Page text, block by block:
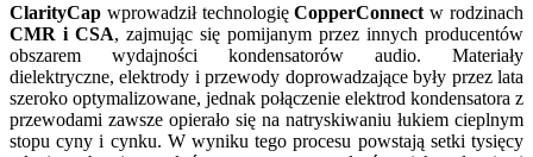
ClarityCap wprowadził technologięCopperConnect w rodzinach
CMR i CSA, zajmując się pomijanym przez innych producentów
obszarem wydajności kondensatorów audio. Materiały
dielektryczne, elektrody i przewody doprowadzające były przez lata
szeroko optymalizowane, jednak połączenie elektrod kondensatora z
przewodami zawsze opierało się na natryskiwaniu łukiem cieplnym
stopu cyny i cynku. W wyniku tego procesu powstają setki tysięcy